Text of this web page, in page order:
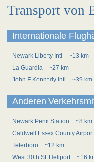
Transport von
Internationale
Newark Liberty Intl
~13 km
La Guardia
~27 km
John F Kennedy Intl
~39 km
Anderen
Newark Penn Station
~8 km
Caldwell Essex County Airport
Teterboro
~12 km
West 30th St. Heliport
~16